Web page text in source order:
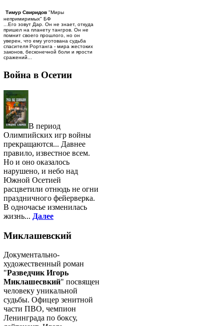
Тимур Свиридов "Миры
непримиримых" БФ
...Его зовут Дар. Он не знает, откуда
пришел на планету тангров. Он не
помнит своего прошлого, но он
уверен, что ему уготована судьба
спасителя Рортанга - мира жестоких
законов, бесконечной боли и ярости
сражений...
Война в Осетии
В период
Олимпийских игр войны
прекращаются... Давнее
правило, известное всем.
Но и оно оказалось
нарушено, и небо над
Южной Осетией
расцветили отнюдь не огни
праздничного фейерверка.
В одночасье изменилась
жизнь... Далее
Миклашевский
Документально-
художественный роман
"Разведчик Игорь
Миклашесвкий" посвящен
человеку уникальной
судьбы. Офицер зенитной
части ПВО, чемпион
Ленинграда по боксу,